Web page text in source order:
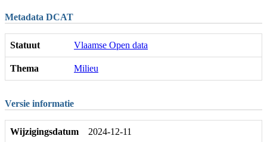
Metadata DCAT
Statuut Vlaamse Open data
Thema Milieu
Versie informatie
Wijzigingsdatum 2024-12-11